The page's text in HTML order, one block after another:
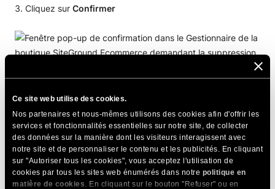
Ce site web utilise des cookies.
Nos partenaires et nous-mêmes utilisons des cookies afin d'offrir les
services et fonctionnalités essentielles sur notre site, de collecter
des données sur la manière dont les visiteurs interagissent avec
notre site et de personnaliser le contenu et les publicités. En cliquant
sur "Autoriser tous les cookies", vous acceptez l'utilisation de
cookies par tous les sites web énumérés dans notre politique en
matière de cookies. En cliquant sur le bouton "Refuser" ou en
Cliquez sur Confirmer
REMARQUE : Gardez à l’esprit qu’une fois le
compte d’un client supprimé, il ne peut pas être